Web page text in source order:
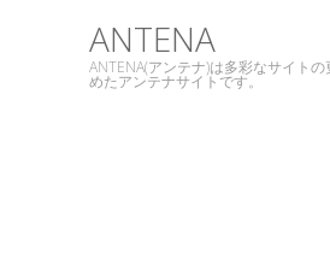
ANTENA
ANTENA(アンテナ)は多彩なサイトの
めたアンテナサイトです。